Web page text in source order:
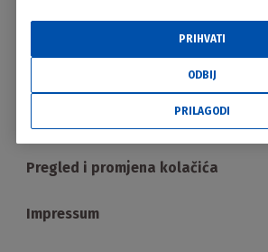
Pregled i promjena kolačića
Impressum
ODBIJ
PRIHVATI
PRILAGODI